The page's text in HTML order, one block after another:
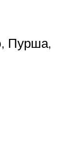
Пурша,